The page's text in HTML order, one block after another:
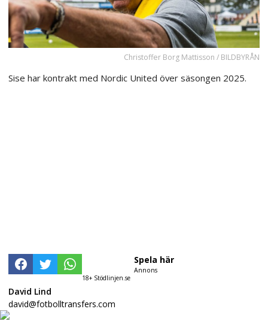
Christoffer Borg Mattisson / BILDBYRÅN
Sise har kontrakt med Nordic United över säsongen 2025.
18+ Stödlinjen.se
Spela här
Annons
David Lind
david@fotbolltransfers.com